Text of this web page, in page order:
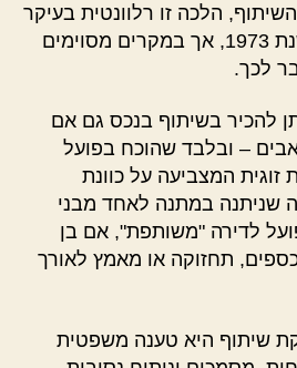
הלכה זו רלוונטית בעיקר
לזוגות שנישאו לפני שנת 1973, אך במקרים מסוימים
לכך.
להכיר בשיתוף בנכס גם אם
– ובלבד שהוכח בפועל
זוגית המצביעה על כוונת
שניתנה במתנה לאחד מבני
לדירה "משותפת", אם בן
תחזוקה או מאמץ לאורך
שיתוף היא טענה משפטית